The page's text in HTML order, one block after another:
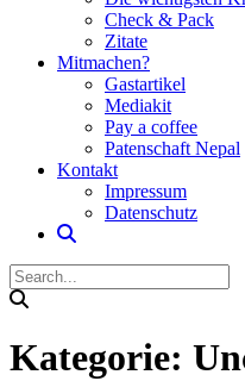
Check & Pack
Zitate
Mitmachen?
Gastartikel
Mediakit
Pay a coffee
Patenschaft Nepal
Kontakt
Impressum
Datenschutz
Kategorie: